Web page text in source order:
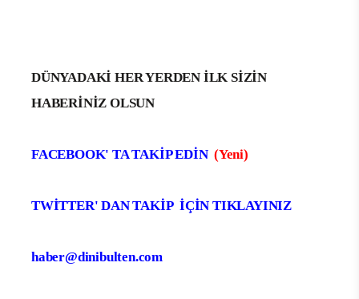
DÜNYADAKİ HER YERDEN İLK SİZİN
HABERİNİZ OLSUN
FACEBOOK' TA TAKİP EDİN(Yeni)
TWİTTER' DAN TAKİP İÇİN TIKLAYINIZ
haber@dinibulten.com